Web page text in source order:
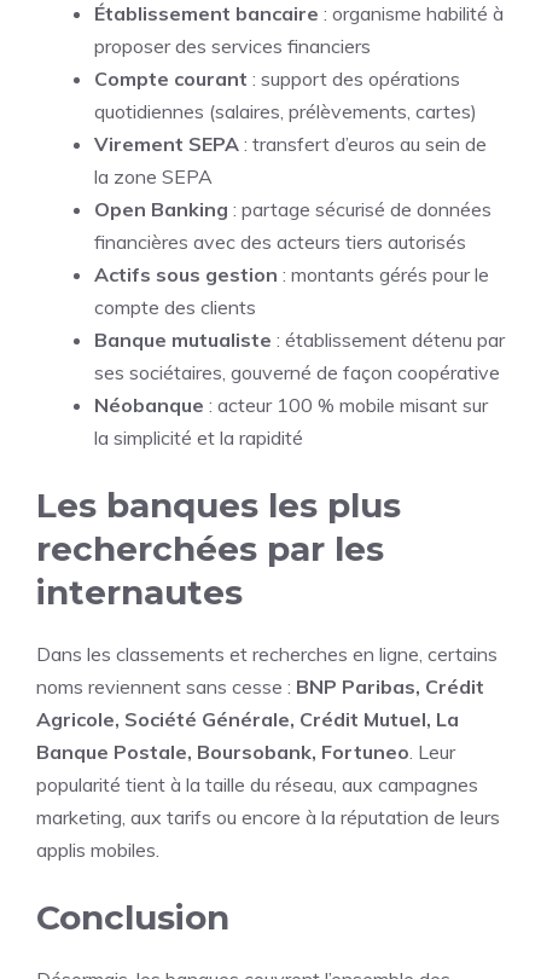
Établissement bancaire : organisme habilité à
proposer des services financiers
Compte courant : support des opérations
quotidiennes (salaires, prélèvements, cartes)
Virement SEPA : transfert d’euros au sein de
la zone SEPA
Open Banking : partage sécurisé de données
financières avec des acteurs tiers autorisés
Actifs sous gestion : montants gérés pour le
compte des clients
Banque mutualiste : établissement détenu par
ses sociétaires, gouverné de façon coopérative
Néobanque : acteur 100 % mobile misant sur
la simplicité et la rapidité
Les banques les plus
recherchées par les
internautes
Dans les classements et recherches en ligne, certains
noms reviennent sans cesse : BNP Paribas, Crédit
Agricole, Société Générale, Crédit Mutuel, La
Banque Postale, Boursobank, Fortuneo. Leur
popularité tient à la taille du réseau, aux campagnes
marketing, aux tarifs ou encore à la réputation de leurs
applis mobiles.
Conclusion